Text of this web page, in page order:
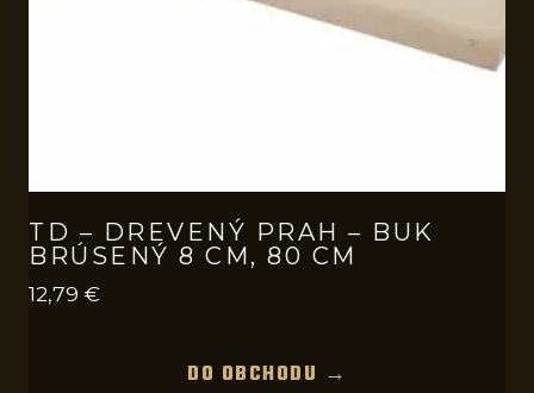
TD – DREVENÝ PRAH – BUK
BRÚSENÝ 8 CM, 80 CM
12,79 €
DO OBCHODU →